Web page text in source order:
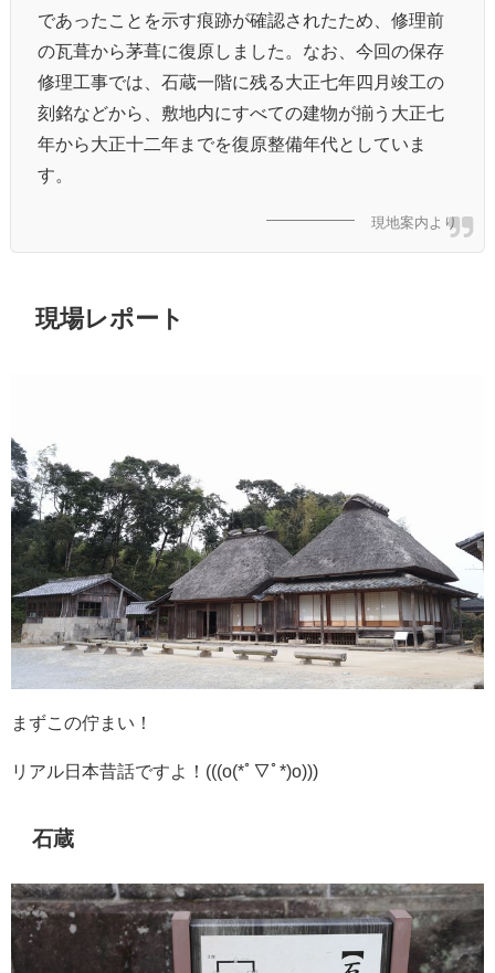
であったことを示す痕跡が確認されたため、修理前
の瓦葺から茅葺に復原しました。なお、今回の保存
修理工事では、石蔵一階に残る大正七年四月竣工の
刻銘などから、敷地内にすべての建物が揃う大正七
年から大正十二年までを復原整備年代としていま
す。
現地案内より
現場レポート
まずこの佇まい！
リアル日本昔話ですよ！(((o(*ﾟ▽ﾟ*)o)))
石蔵